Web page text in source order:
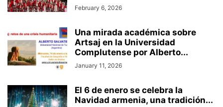
February 6, 2026
Una mirada académica sobre
Artsaj en la Universidad
Complutense por Alberto...
January 11, 2026
El 6 de enero se celebra la
Navidad armenia, una tradición...